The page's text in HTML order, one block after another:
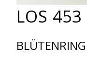
LOS 453
BLÜTENRING